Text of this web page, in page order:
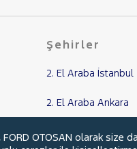
Şehirler
2. El Araba İstanbul
2. El Araba Ankara
2. El Araba Balıkesir
OTOSAN olarak size